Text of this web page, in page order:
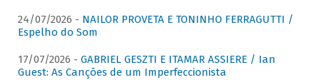
24/07/2026 - NAILOR PROVETA E TONINHO FERRAGUTTI /
Espelho do Som
17/07/2026 - GABRIEL GESZTI E ITAMAR ASSIERE / Ian
Guest: As Canções de um Imperfeccionista